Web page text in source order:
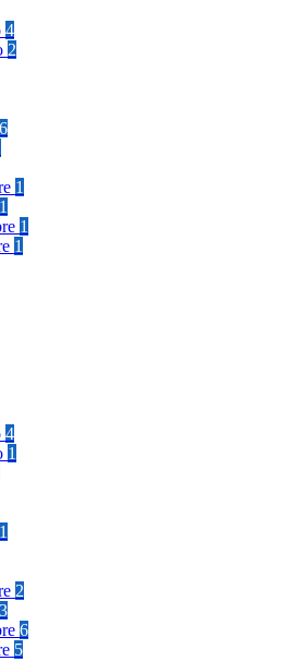
4
2
6
1
1
1
1
4
1
1
2
3
6
5